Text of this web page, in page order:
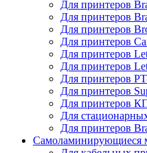
Для принтеров
Для принтеров
Для принтеров
Для принтеров
Для принтеров
Для принтеров
Для принтеров
Для принтеров
Для принтеров
Для
Для принтеров
Самоламинирующиеся